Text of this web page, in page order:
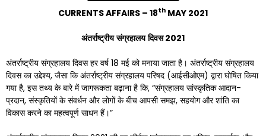
CURRENTS AFFAIRS – 18th MAY 2021
अंतर्राष्ट्रीय संग्रहालय दिवस2021
अंतर्राष्ट्रीय संग्रहालय दिवस हर वर्ष 18 मई को मनाया जाता है। अंतर्राष्ट्रीय संग्रहालय
दिवस का उद्देश्य, जैसा कि अंतर्राष्ट्रीय संग्रहालय परिषद (आईसीओएम) द्वारा घोषित किया
गया है, इस तथ्य के बारे में जागरूकता बढ़ाना है कि, “संग्रहालय सांस्कृतिक आदान-
प्रदान, संस्कृतियों के संवर्धन और लोगों के बीच आपसी समझ, सहयोग और शांति का
विकास करने का महत्वपूर्ण साधन हैं।”